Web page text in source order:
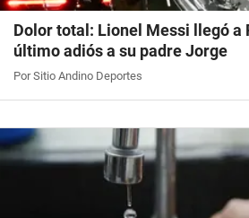
Dolor total: Lionel Messi llegó a
último adiós a su padre Jorge
Por Sitio Andino Deportes